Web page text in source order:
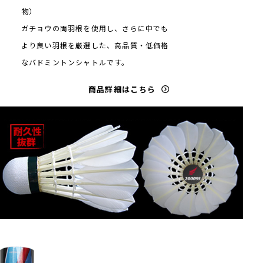
物）
ガチョウの両羽根を使用し、さらに中でも
より良い羽根を厳選した、高品質・低価格
なバドミントンシャトルです。
商品詳細はこちら